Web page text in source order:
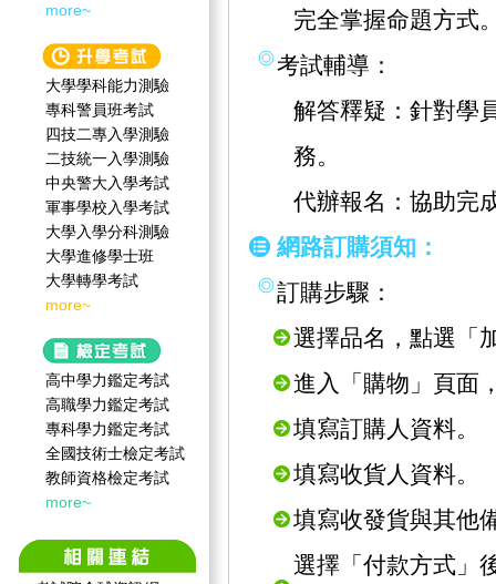
more~
大學學科能力測驗
專科警員班考試
四技二專入學測驗
二技統一入學測驗
中央警大入學考試
軍事學校入學考試
大學入學分科測驗
大學進修學士班
大學轉學考試
more~
高中學力鑑定考試
高職學力鑑定考試
專科學力鑑定考試
全國技術士檢定考試
教師資格檢定考試
more~
完全掌握命題方式
考試輔導：
解答釋疑：針對學
務。
代辦報名：協助完
網路訂購須知：
訂購步驟：
選擇品名，點選「
進入「購物」頁面
填寫訂購人資料。
填寫收貨人資料。
填寫收發貨與其他
選擇「付款方式」